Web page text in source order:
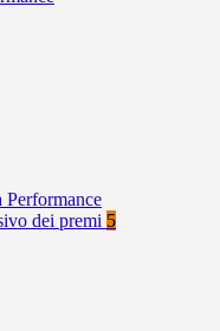
Performance
dei premi 5